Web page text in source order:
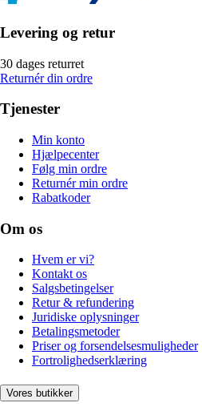
Levering og retur
30 dages returret
Returnér din ordre
Tjenester
Min konto
Hjælpecenter
Følg min ordre
Returnér min ordre
Rabatkoder
Om os
Hvem er vi?
Kontakt os
Salgsbetingelser
Retur & refundering
Juridiske oplysninger
Betalingsmetoder
Priser og forsendelsesmuligheder
Fortrolighedserklæring
Vores butikker